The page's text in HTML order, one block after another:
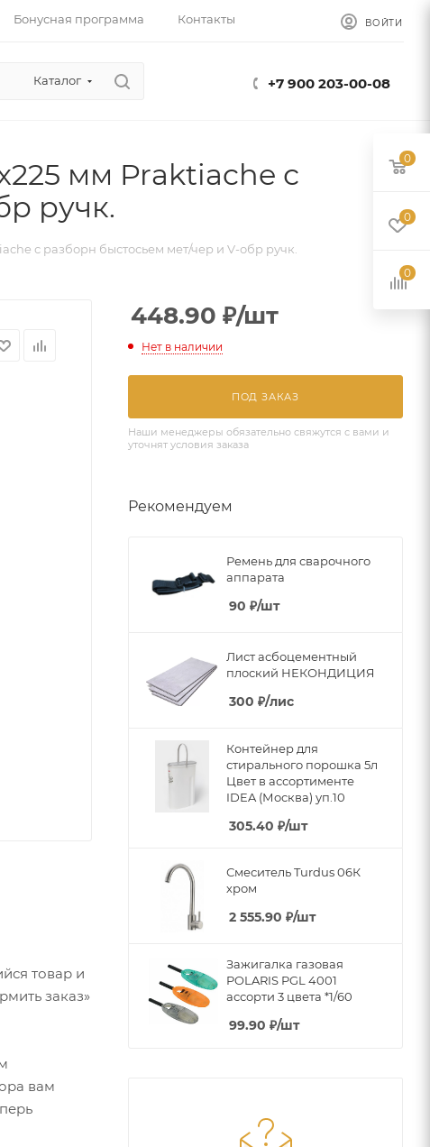
Бонусная программа Контакты ВОЙТИ
Каталог +7 900 203-00-08
мм Praktiache с
ручк.
с разборн быстосьем мет/чер и V-обр ручк.
товар и
заказ»
вам
448.90 ₽/шт
Нет в наличии
ПОД ЗАКАЗ
Наши менеджеры обязательно свяжутся с вами и
уточнят условия заказа
Рекомендуем
Ремень для сварочного
аппарата
90 ₽/шт
Лист асбоцементный
плоский НЕКОНДИЦИЯ
300 ₽/лис
Контейнер для
стирального порошка 5л
Цвет в ассортименте
IDEA (Москва) уп.10
305.40 ₽/шт
Смеситель Turdus 06К
хром
2 555.90 ₽/шт
Зажигалка газовая
POLARIS PGL 4001
ассорти 3 цвета *1/60
99.90 ₽/шт
0
0
0